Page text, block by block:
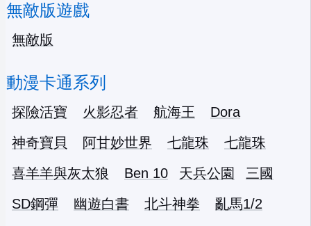
無敵版遊戲
無敵版
動漫卡通系列
探險活寶 火影忍者 航海王
Dora
神奇寶貝
阿甘妙世界 七龍珠
七龍珠
喜羊羊與灰太狼
Ben 10 天兵公園
三國
SD鋼彈
幽遊白書 北斗神拳
亂馬1/2